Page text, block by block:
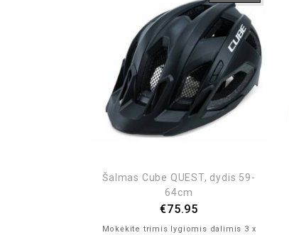
Šalmas Cube QUEST, dydis 59-
64cm
€75.95
Mokėkite trimis lygiomis dalimis 3 x